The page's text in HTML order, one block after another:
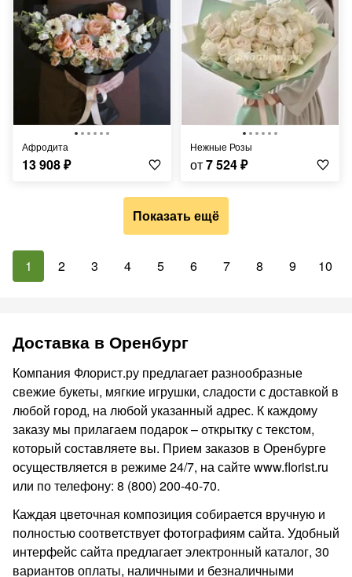
Афродита
13 908₽
Нежные Розы
от7 524₽
Показать ещё
1 2 3 4 5 6 7 8 9 10
Доставка в Оренбург
Компания Флорист.ру предлагает разнообразные
свежие букеты, мягкие игрушки, сладости с доставкой в
любой город, на любой указанный адрес. К каждому
заказу мы прилагаем подарок – открытку с текстом,
который составляете вы. Прием заказов в Оренбурге
осуществляется в режиме 24/7, на сайте www.florist.ru
или по телефону: 8 (800) 200-40-70.
Каждая цветочная композиция собирается вручную и
полностью соответствует фотографиям сайта. Удобный
интерфейс сайта предлагает электронный каталог, 30
вариантов оплаты, наличными и безналичными